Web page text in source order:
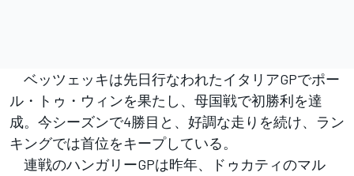
ベッツェッキは先日行なわれたイタリアGPでポー
ル・トゥ・ウィンを果たし、母国戦で初勝利を達
成。今シーズンで4勝目と、好調な走りを続け、ラン
キングでは首位をキープしている。
連戦のハンガリーGPは昨年、ドゥカティのマル